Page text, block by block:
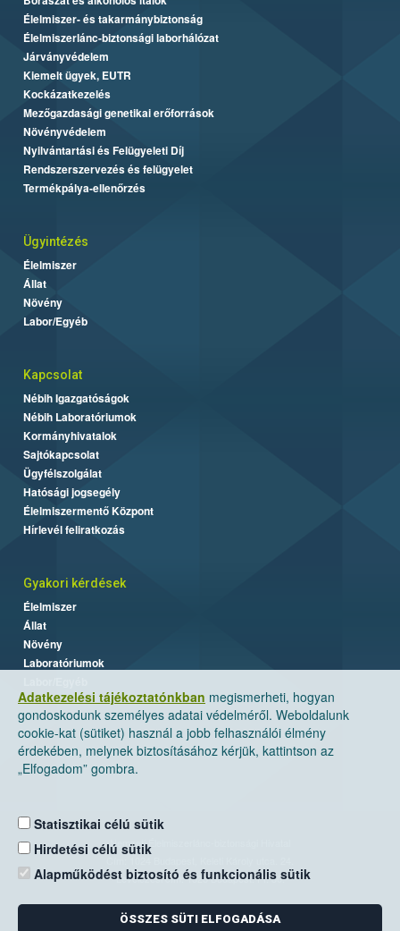
Adatkezelési tájékoztatónkban megismerheti, hogyan
gondoskodunk személyes adatai védelméről. Weboldalunk
cookie-kat (sütiket) használ a jobb felhasználói élmény
érdekében, melynek biztosításához kérjük, kattintson az
„Elfogadom” gombra.
Statisztikai célú sütik
Hirdetési célú sütik
Alapműködést biztosító és funkcionális sütik
ÖSSZES SÜTI ELFOGADÁSA
Élelmiszer- és takarmánybiztonság
Élelmiszerlánc-biztonsági laborhálózat
Járványvédelem
Kiemelt ügyek, EUTR
Kockázatkezelés
Mezőgazdasági genetikai erőforrások
Növényvédelem
Nyilvántartási és Felügyeleti Díj
Rendszerszervezés és felügyelet
Termékpálya-ellenőrzés
Ügyintézés
Élelmiszer
Állat
Növény
Labor/Egyéb
Kapcsolat
Nébih Igazgatóságok
Nébih Laboratóriumok
Kormányhivatalok
Sajtókapcsolat
Ügyfélszolgálat
Hatósági jogsegély
Élelmiszermentő Központ
Hírlevél feliratkozás
Gyakori kérdések
Élelmiszer
Állat
Növény
Laboratóriumok
Nemzeti Élelmiszerlánc-biztonsági Hivatal
Levelezési cím: 1525 Budapest. Pf. 30.
E-mail:ugyfelszolgalat@nebih.gov.hu